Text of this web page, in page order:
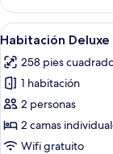
Deluxe
Abrir
todas
las
fotos
de
Habitación
Deluxe
13
Habitación
258 pies
1 habitación
2 personas
2 camas
Wifi gratuito